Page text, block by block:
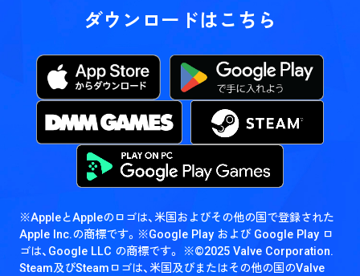
ダウンロードはこちら
※AppleとAppleのロゴは、米国およびその他の国で登録された
Apple Inc.の商標です。 ※Google Play および Google Play ロ
ゴは、Google LLC の商標です。
※©2025 Valve Corporation.
Steam及びSteamロゴは、米国及びまたはその他の国のValve